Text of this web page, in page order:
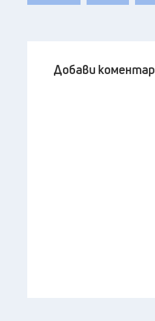
Добави коментар